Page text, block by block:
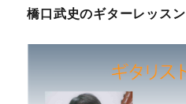
橋口武史のギターレッスン